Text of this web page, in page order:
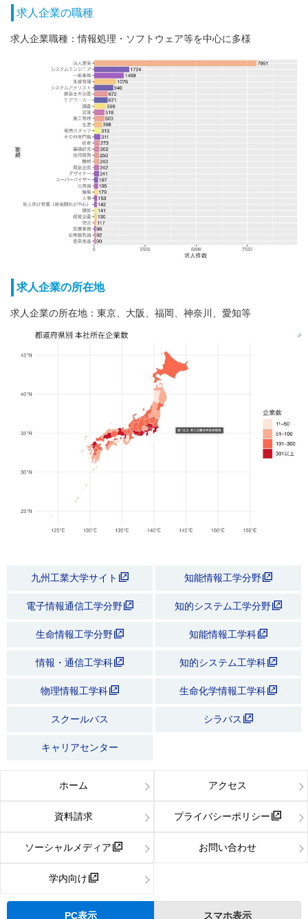
求人企業の職種
求人企業職種：情報処理・ソフトウェア等を中心に多様
求人企業の所在地
求人企業の所在地：東京、大阪、福岡、神奈川、愛知等
九州工業大学サイト 知能情報工学分野
電子情報通信工学分野 知的システム工学分野
生命情報工学分野 知能情報工学科
情報・通信工学科 知的システム工学科
物理情報工学科 生命化学情報工学科
スクールバス シラバス
キャリアセンター
ホーム アクセス
資料請求 プライバシーポリシー
ソーシャルメディア お問い合わせ
学内向け
PC表示 スマホ表示